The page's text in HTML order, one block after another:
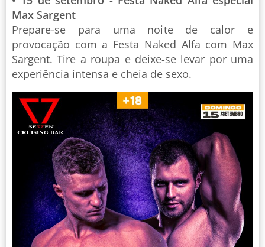
Max Sargent
Prepare-se para uma noite de calor e
provocação com a Festa Naked Alfa com Max
Sargent. Tire a roupa e deixe-se levar por uma
experiência intensa e cheia de sexo.